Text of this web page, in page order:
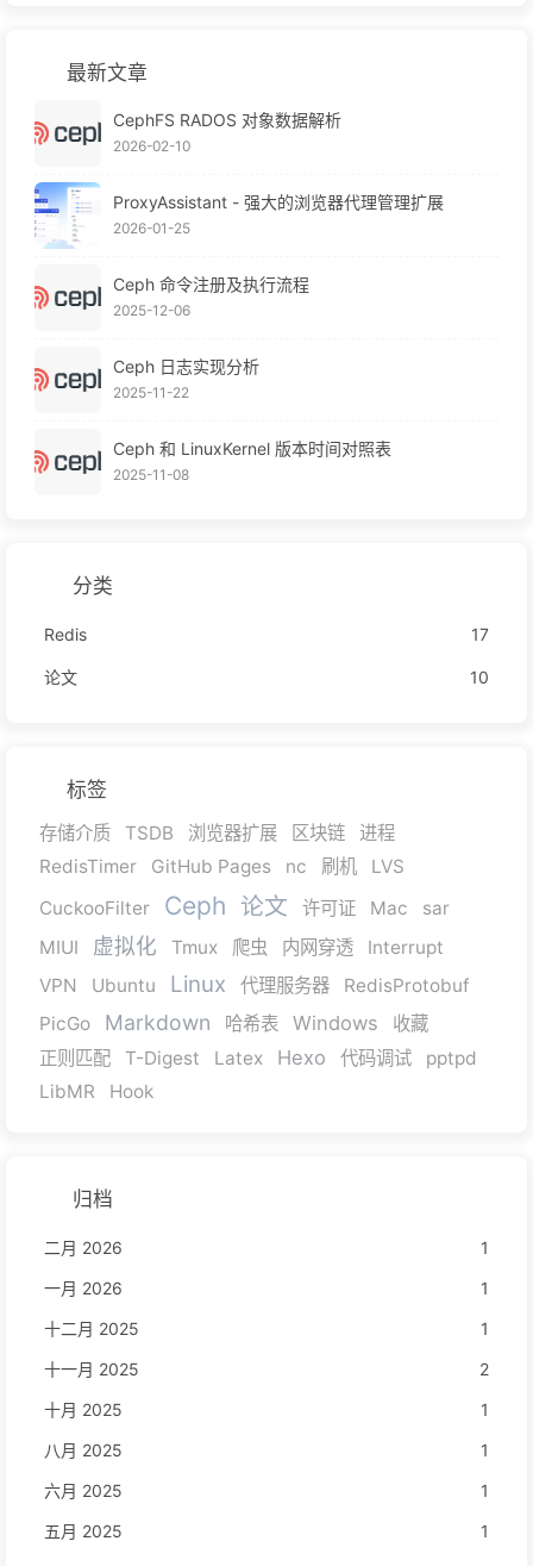
最新文章
CephFS RADOS 对象数据解析
2026-02-10
ProxyAssistant - 强大的浏览器代理管理扩展
2026-01-25
Ceph 命令注册及执行流程
2025-12-06
Ceph 日志实现分析
2025-11-22
Ceph 和 LinuxKernel 版本时间对照表
2025-11-08
分类
Redis 17
论文 10
标签
存储介质 TSDB 浏览器扩展 区块链
进程
RedisTimer
GitHub Pages nc 刷机
LVS
CuckooFilter
Ceph 论文 许可证 Mac
sar
MIUI
虚拟化 Tmux 爬虫 内网穿透
Interrupt
VPN
Ubuntu Linux 代理服务器
RedisProtobuf
PicGo
Markdown 哈希表 Windows
收藏
正则匹配
T-Digest Latex Hexo 代码调试
pptpd
LibMR
Hook
归档
二月 2026
1
一月 2026
1
十二月 2025
1
十一月 2025
2
十月 2025
1
八月 2025
1
六月 2025
1
五月 2025
1